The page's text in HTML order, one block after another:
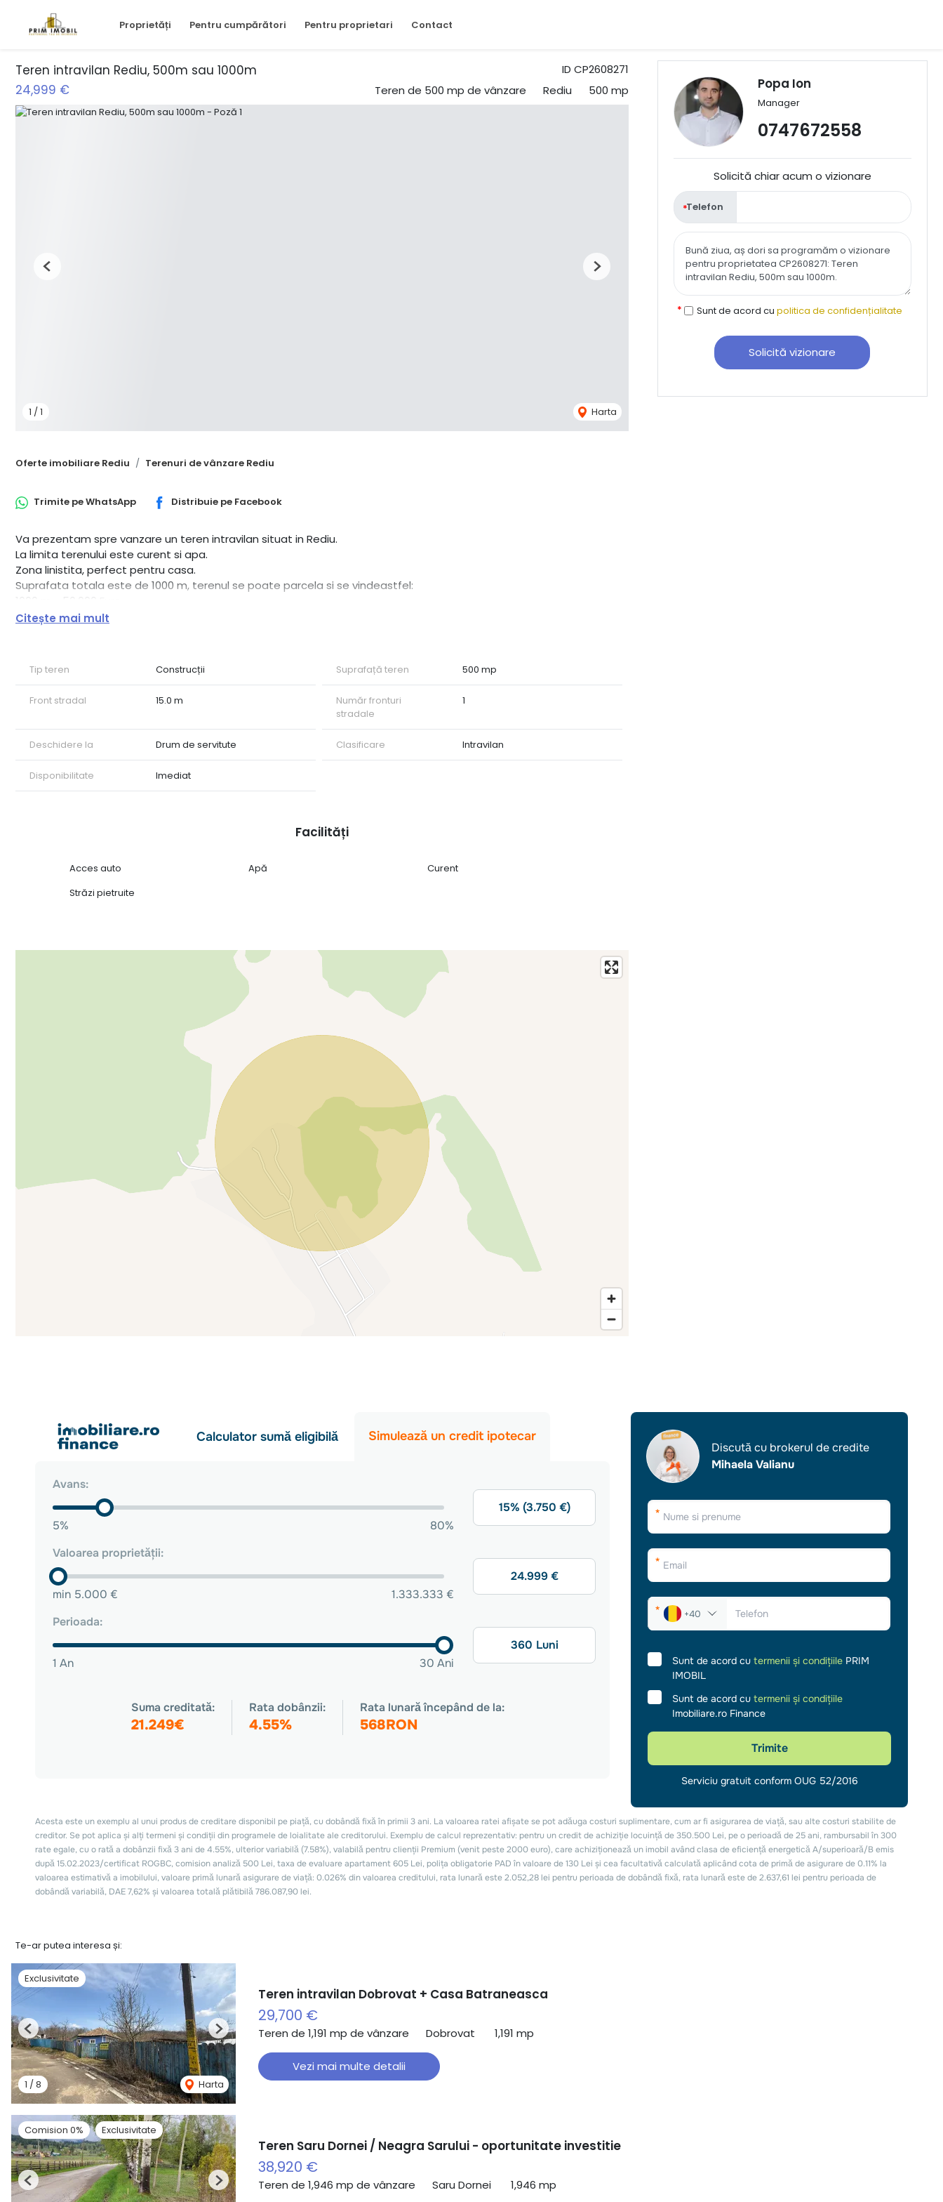
Proprietăți Pentru cumpărători Pentru proprietari Contact
ID CP2608271
Teren intravilan Rediu, 500m sau 1000m
24,999 €
Teren de 500 mp de vânzare Rediu 500 mp
1 / 1 Harta
Previous Next
Oferte imobiliare Rediu Terenuri de vânzare Rediu
Trimite peWhatsApp Distribuie pe Facebook
Va prezentam spre vanzare un teren intravilan situat in Rediu.
La limita terenului este curent si apa.
Zona linistita, perfect pentru casa.
Suprafata totala este de 1000 m, terenul se poate parcela si se vindeastfel:
500 m - 25.000 Euro
Citește mai mult
Tip teren Construcții Suprafață teren 500 mp
Front stradal 15.0 m
Număr fronturi
stradale
1
Deschidere la Drum de servitute Clasificare Intravilan
Disponibilitate Imediat
Facilități
Acces auto Apă
Curent
Străzi pietruite
Popa Ion
Manager
0747672558
Solicită chiar acum o vizionare
Telefon
Sunt de acord cu politica de confidențialitate
Solicită vizionare
Te-ar putea interesa și:
Exclusivitate
1 /8 Harta
Previous Next
Teren intravilan Dobrovat + Casa Batraneasca
29,700 €
Teren de 1,191 mp de vânzare Dobrovat 1,191 mp
Vezi mai multe detalii
Comision 0% Exclusivitate
Previous Next
Teren Saru Dornei / Neagra Sarului - oportunitate investitie
38,920 €
Teren de 1,946 mp de vânzare Saru Dornei 1,946 mp